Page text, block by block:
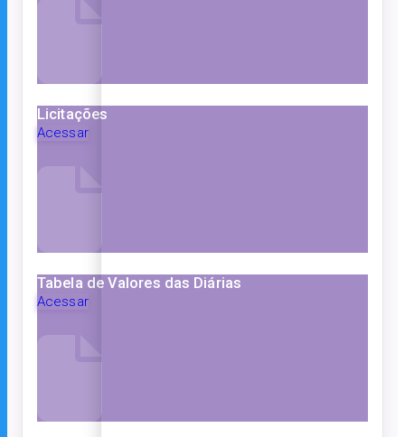
Licitações
Acessar
Tabela de Valores das Diárias
Acessar